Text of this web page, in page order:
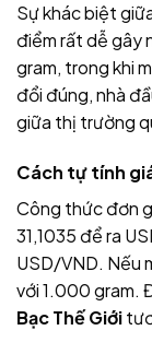
Sự khác biệt
điểm rất dễ gây
gram, trong khi
đổi đúng, nhà
giữa thị trường
Cách tự tính
Công thức đơn
31,1035 để ra
USD/VND. Nếu
với 1.000 gram.
Bạc Thế Giới